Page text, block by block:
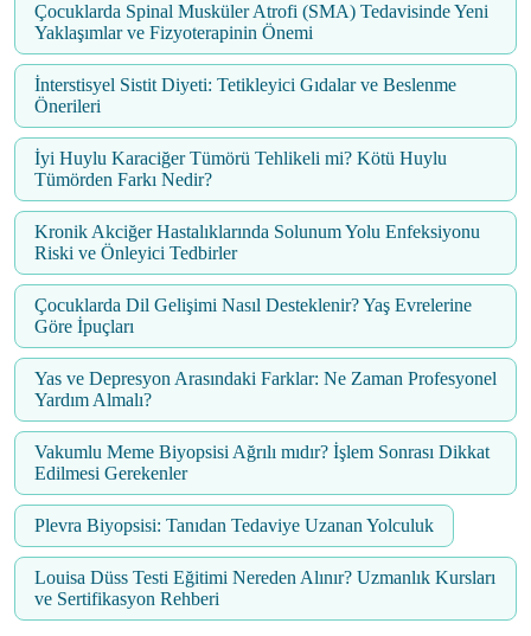
Çocuklarda Spinal Musküler Atrofi (SMA) Tedavisinde Yeni
Yaklaşımlar ve Fizyoterapinin Önemi
İnterstisyel Sistit Diyeti: Tetikleyici Gıdalar ve Beslenme
Önerileri
İyi Huylu Karaciğer Tümörü Tehlikeli mi? Kötü Huylu
Tümörden Farkı Nedir?
Kronik Akciğer Hastalıklarında Solunum Yolu Enfeksiyonu
Riski ve Önleyici Tedbirler
Çocuklarda Dil Gelişimi Nasıl Desteklenir? Yaş Evrelerine
Göre İpuçları
Yas ve Depresyon Arasındaki Farklar: Ne Zaman Profesyonel
Yardım Almalı?
Vakumlu Meme Biyopsisi Ağrılı mıdır? İşlem Sonrası Dikkat
Edilmesi Gerekenler
Plevra Biyopsisi: Tanıdan Tedaviye Uzanan Yolculuk
Louisa Düss Testi Eğitimi Nereden Alınır? Uzmanlık Kursları
ve Sertifikasyon Rehberi